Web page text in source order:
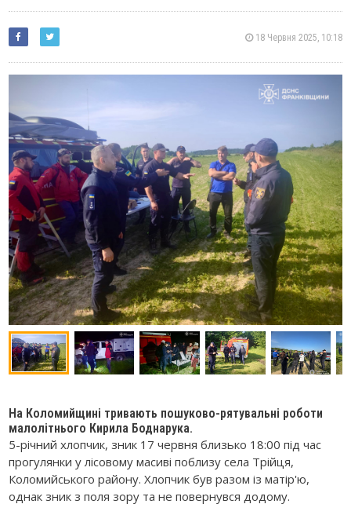
18 Червня 2025, 10:18
На Коломийщині тривають пошуково-рятувальні роботи
малолітнього Кирила Боднарука.
5-річний хлопчик, зник 17 червня близько 18:00 під час
прогулянки у лісовому масиві поблизу села Трійця,
Коломийського району. Хлопчик був разом із матір'ю,
однак зник з поля зору та не повернувся додому.